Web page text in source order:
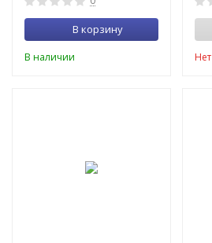
В корзину
В наличии